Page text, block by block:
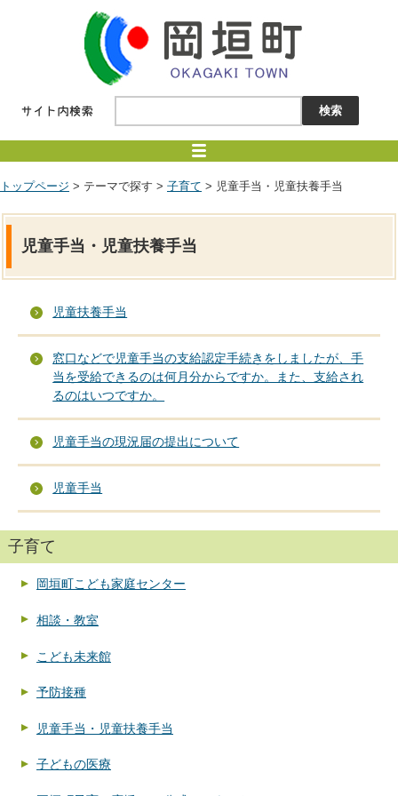
トップページ > テーマで探す > 子育て > 児童手当・児童扶養手当
児童手当・児童扶養手当
児童扶養手当
窓口などで児童手当の支給認定手続きをしましたが、手
当を受給できるのは何月分からですか。また、支給され
るのはいつですか。
児童手当の現況届の提出について
児童手当
子育て
岡垣町こども家庭センター
相談・教室
こども未来館
予防接種
児童手当・児童扶養手当
子どもの医療